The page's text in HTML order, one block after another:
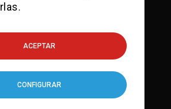
ACEPTAR
CONFIGURAR